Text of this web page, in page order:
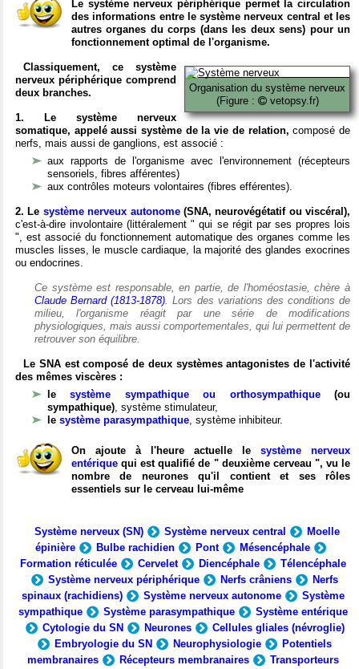
Le système nerveux périphérique permet la circulation
des informations entre le système nerveux central et les
autres organes du corps (dans les deux sens) pour un
fonctionnement optimal de l'organisme.
Organisation du système nerveux
(Figure :
vetopsy.fr)
Classiquement, ce système
nerveux périphérique comprend
deux branches.
1. Le système nerveux
somatique, appelé aussi système de la vie de relation, composé de
nerfs, mais aussi de ganglions, est associé :
aux rapports de l'organisme avec l'environnement (récepteurs
sensoriels, fibres afférentes)
aux contrôles moteurs volontaires (fibres efférentes).
2. Le système nerveux autonome(SNA, neurovégétatif ou viscéral),
c'est-à-dire involontaire (littéralement " qui se régit par ses propres lois
", est associé du fonctionnement automatique des organes comme les
muscles lisses, le muscle cardiaque, la majorité des glandes exocrines
ou endocrines.
Ce système est responsable, en partie, de l'homéostasie, chère à
Claude Bernard (1813-1878). Lors des variations des conditions de
milieu, l'organisme réagit par une série de modifications
physiologiques, mais aussi comportementales, qui lui permettent de
retrouver son équilibre.
Le SNA est composé de deux systèmes antagonistes de l'activité
des mêmes viscères :
lesystème sympathique ou orthosympathique(ou
sympathique), système stimulateur,
le système parasympathique, système inhibiteur.
On ajoute à l'heure actuelle le système nerveux
entérique qui est qualifié de " deuxième cerveau ", vu le
nombre de neurones qu'il contient et ses rôles
essentiels sur le cerveau lui-même
Système nerveux (SN) Système nerveux central
Moelle
épinière
Bulbe rachidien Pont
Mésencéphale
Formation réticulée
Cervelet Diencéphale
Télencéphale
Système nerveux périphérique
Nerfs crâniens
Nerfs
spinaux (rachidiens)
Système nerveux autonome
Système
sympathique
Système parasympathique
Système entérique
Cytologie du SN
Neurones
Cellules gliales (névroglie)
Embryologie du SN
Neurophysiologie
Potentiels
membranaires
Récepteurs membranaires
Transporteurs